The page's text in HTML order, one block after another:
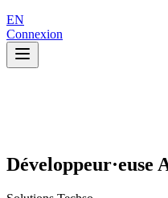
EN
Connexion
Développeur·euse